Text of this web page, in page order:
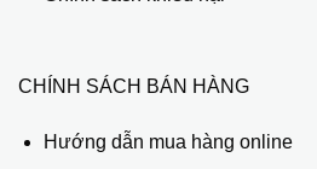
CHÍNH SÁCH BÁN HÀNG
Hướng dẫn mua hàng online